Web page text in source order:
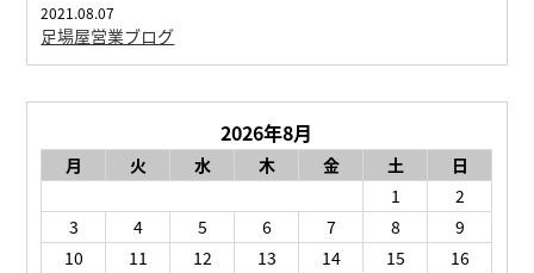
足場屋営業ブログ
2021.08.07
2026年8月
月 火 水 木 金 土 日
1
2
3
4 5 6 7 8
9
10
11 12 13 14 15
16